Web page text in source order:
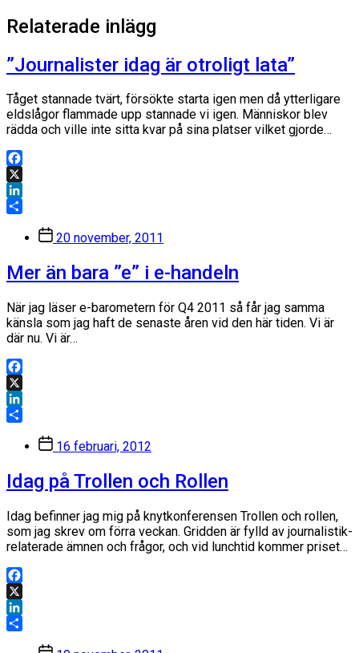
Relaterade inlägg
”Journalister idag är otroligt lata”
Tåget stannade tvärt, försökte starta igen men då ytterligare
eldslågor flammade upp stannade vi igen. Människor blev
rädda och ville inte sitta kvar på sina platser vilket gjorde…
Facebook
X
LinkedIn
Inläggsdatum
20 november, 2011
Mer än bara ”e” i e-handeln
När jag läser e-barometern för Q4 2011 så får jag samma
känsla som jag haft de senaste åren vid den här tiden. Vi är
där nu. Vi är…
Facebook
X
LinkedIn
Inläggsdatum
16 februari, 2012
Idag på Trollen och Rollen
Idag befinner jag mig på knytkonferensen Trollen och rollen,
som jag skrev om förra veckan. Gridden är fylld av journalistik-
relaterade ämnen och frågor, och vid lunchtid kommer priset…
Facebook
X
LinkedIn